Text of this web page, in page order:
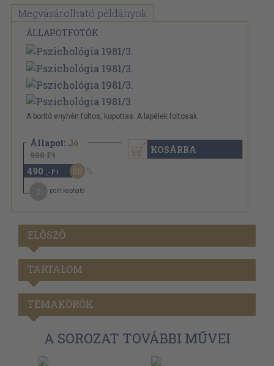
Megvásárolható példányok
ÁLLAPOTFOTÓK
A borító enyhén foltos, kopottas. A lapélek foltosak.
Állapot: Jó
980 Ft
490 ,-Ft 50
pont kapható
KOSÁRBA
ELŐSZÓ
TARTALOM
TÉMAKÖRÖK
A SOROZAT TOVÁBBI MŰVEI